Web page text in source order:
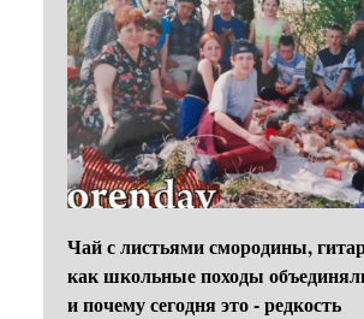
Чай с листьями смородины,
как школьные походы
и почему сегодня это - редкость